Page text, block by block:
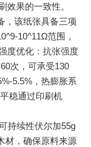
效果的一致性。
，该纸张具备三项
10^11Ω范围，
度优化：抗张强度
次，可承受130
5.5%，热膨胀系
稳通过印刷机
持续性伏尔加55g
材，确保原料来源